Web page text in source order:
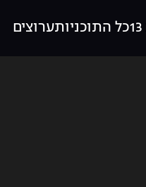
כל התוכניותערוצים